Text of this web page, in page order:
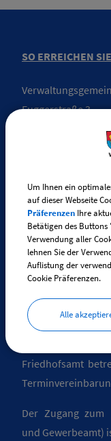
SO ERREICHEN
Fuggerstraße 3
Telefax: +49 (0) 83
E-Mail:info@vg-
BayernPortal -
ÖFFNUNGSZEITEN
Friedhofsamt
Der Zugang zum
und Gewerbeamt)
Um Ihnen ein
auf dieser Webseite
Präferenzen Ihre
Betätigen des
Verwendung aller
lehnen Sie der
Auflistung der
Cookie Präferenzen.
Alle